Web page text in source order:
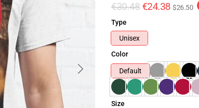
€30.48 €24.38 $26.50
Type
Unisex
Color
Default
Size